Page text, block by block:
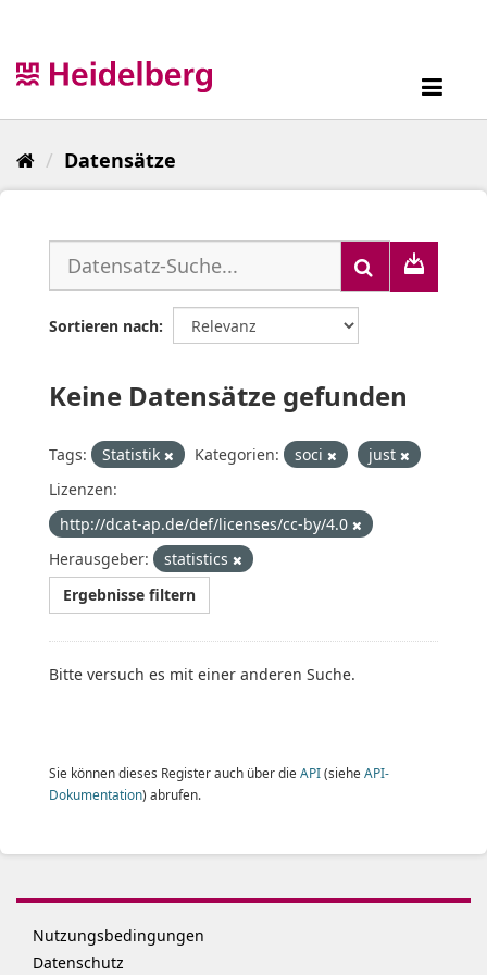
Datensätze
Sortieren nach
Keine Datensätze gefunden
Tags: Statistik Kategorien: soci
just
Lizenzen:
http://dcat-ap.de/def/licenses/cc-by/4.0
Herausgeber:
statistics
Ergebnisse filtern
Bitte versuch es mit einer anderen Suche.
Sie können dieses Register auch über die API(siehe API-
Dokumentation) abrufen.
Nutzungsbedingungen
Datenschutz